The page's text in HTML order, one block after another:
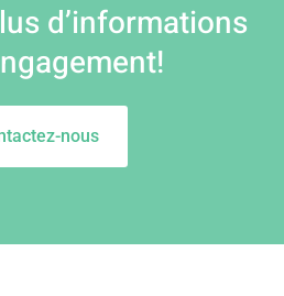
d’informations
nous